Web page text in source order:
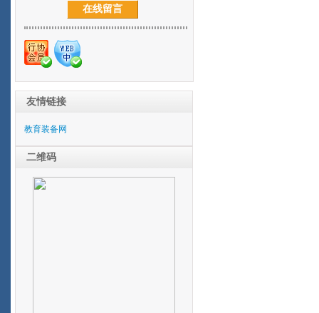
在线留言
友情链接
教育装备网
二维码